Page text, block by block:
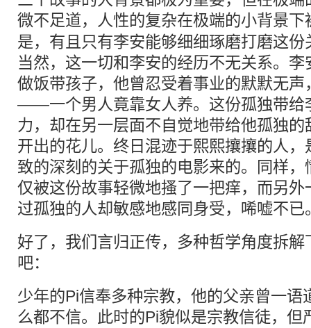
微不足道， 人性的复杂在极端的小背景
是，有且只有李安能够细细琢磨打磨这
当然，这一切和李安的经历不无关系。
做饭带孩子，他曾忍受着事业的默默无
——一个男人竟靠女人养。这份孤独带给
力，却在另一层面不自觉地带给他孤独
开出的花儿。终日混迹于熙熙攘攘的人
致的深刻的关于孤独的电影来的。同样
仅被这份故事轻微地搔了一把痒，而另
过孤独的人却敏感地感同身受，唏嘘不已
好了，我们言归正传，多种哲学角度拆
吧：
少年的Pi信奉多种宗教，他的父亲曾一语
么都不信。此时的Pi貌似是宗教信徒，但